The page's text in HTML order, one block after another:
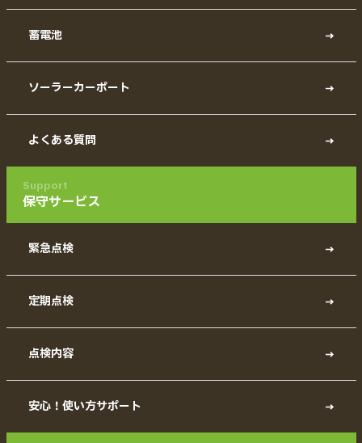
蓄電池
ソーラーカーポート
よくある質問
Support
保守サービス
緊急点検
定期点検
点検内容
安心！使い方サポート